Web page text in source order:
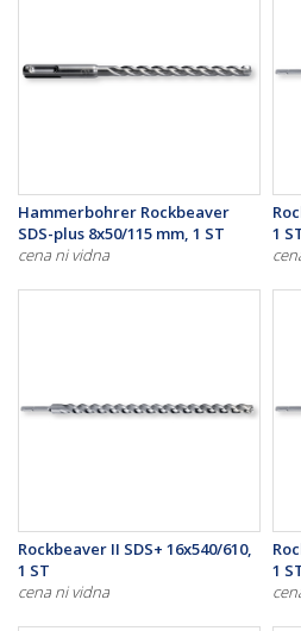
Hammerbohrer Rockbeaver
SDS-plus 8x50/115 mm, 1 ST
cena ni vidna
1
Rockbeaver II SDS+ 16x540/610,
1 ST
cena ni vidna
1